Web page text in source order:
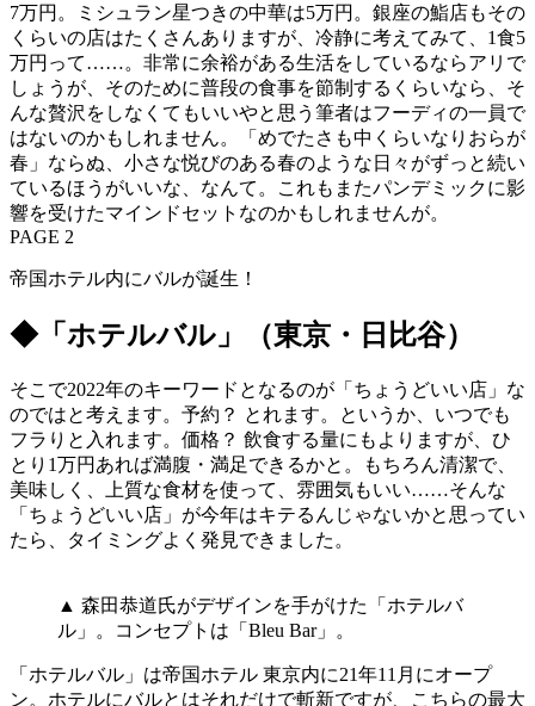
7万円。ミシュラン星つきの中華は5万円。銀座の鮨店もその
くらいの店はたくさんありますが、冷静に考えてみて、1食5
万円って……。非常に余裕がある生活をしているならアリで
しょうが、そのために普段の食事を節制するくらいなら、そ
んな贅沢をしなくてもいいやと思う筆者はフーディの一員で
はないのかもしれません。「めでたさも中くらいなりおらが
春」ならぬ、小さな悦びのある春のような日々がずっと続い
ているほうがいいな、なんて。これもまたパンデミックに影
響を受けたマインドセットなのかもしれませんが。
PAGE 2
帝国ホテル内にバルが誕生！
◆「ホテルバル」（東京・日比谷）
そこで2022年のキーワードとなるのが「ちょうどいい店」な
のではと考えます。予約？ とれます。というか、いつでも
フラりと入れます。価格？ 飲食する量にもよりますが、ひ
とり1万円あれば満腹・満足できるかと。もちろん清潔で、
美味しく、上質な食材を使って、雰囲気もいい……そんな
「ちょうどいい店」が今年はキテるんじゃないかと思ってい
たら、タイミングよく発見できました。
▲ 森田恭道氏がデザインを手がけた「ホテルバ
ル」。コンセプトは「Bleu Bar」。
「ホテルバル」は帝国ホテル 東京内に21年11月にオープ
ン。ホテルにバルとはそれだけで斬新ですが、こちらの最大